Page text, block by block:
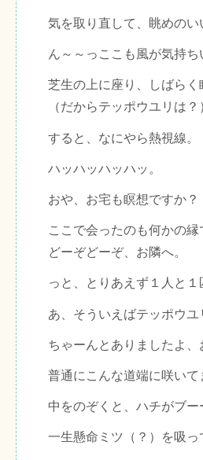
気を取り直して、眺めの
ん～～っここも風が気持
芝生の上に座り、しばらく
（だからテッポウユリは？
すると、なにやら熱視線。
ハッハッハッハッ。
おや、お宅も瞑想ですか？
ここで会ったのも何かの縁
どーぞどーぞ、お隣へ。
っと、とりあえず１人と１
あ、そういえばテッポウユ
ちゃーんとありましたよ
普通にこんな道端に咲いて
中をのぞくと、ハチがブー
一生懸命ミツ（？）を吸っ